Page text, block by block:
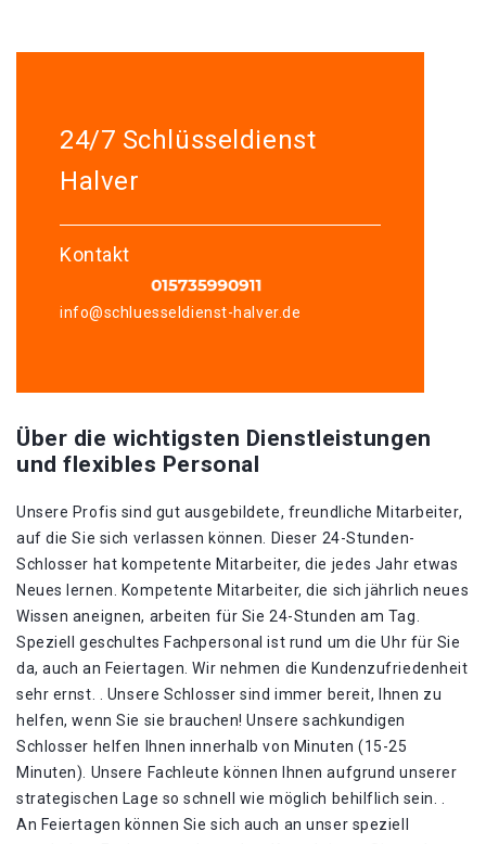
24/7 Schlüsseldienst
Halver
Kontakt
info@schluesseldienst-halver.de
Über die wichtigsten Dienstleistungen
und flexibles Personal
Unsere Profis sind gut ausgebildete, freundliche Mitarbeiter,
auf die Sie sich verlassen können. Dieser 24-Stunden-
Schlosser hat kompetente Mitarbeiter, die jedes Jahr etwas
Neues lernen. Kompetente Mitarbeiter, die sich jährlich neues
Wissen aneignen, arbeiten für Sie 24-Stunden am Tag.
Speziell geschultes Fachpersonal ist rund um die Uhr für Sie
da, auch an Feiertagen. Wir nehmen die Kundenzufriedenheit
sehr ernst. . Unsere Schlosser sind immer bereit, Ihnen zu
helfen, wenn Sie sie brauchen! Unsere sachkundigen
Schlosser helfen Ihnen innerhalb von Minuten (15-25
Minuten). Unsere Fachleute können Ihnen aufgrund unserer
strategischen Lage so schnell wie möglich behilflich sein. .
An Feiertagen können Sie sich auch an unser speziell